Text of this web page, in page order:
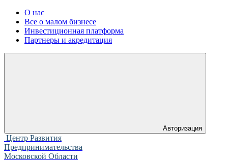
О нас
Все о малом бизнесе
Инвестиционная платформа
Партнеры и акредитация
Авторизация
Центр Развития
Предпринимательства
Московской Области